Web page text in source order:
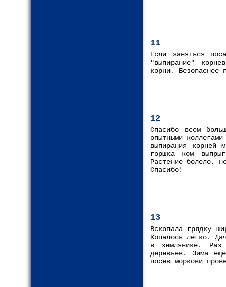
11
Если заняться
"выпирание"
корни. Безопаснее
12
Спасибо всем
опытными
выпирания корней
горшка ком
Растение болело,
Спасибо!
13
Вскопала грядку
Копалось легко.
в землянике. Раз
деревьев. Зима
посев моркови